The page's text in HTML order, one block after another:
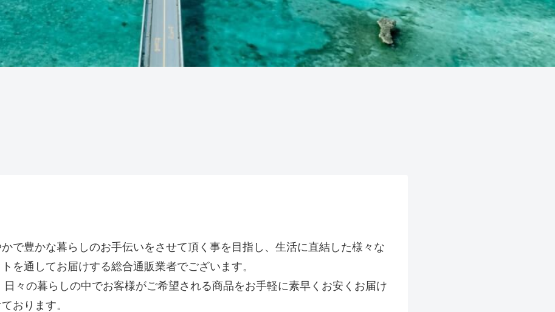
で豊かな暮らしのお手伝いをさせて頂く事を目指し、生活に直結した様々な
を通してお届けする総合通販業者でございます。
日々の暮らしの中でお客様がご希望される商品をお手軽に素早くお安くお届け
おります。